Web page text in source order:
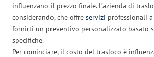
influenzano il prezzo finale. L’azienda di
considerando, che offre servizi professionali
fornirti un preventivo personalizzato basato
specifiche.
Per cominciare, il costo del trasloco è